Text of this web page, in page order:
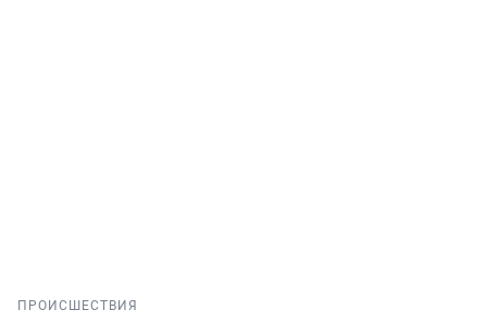
ПРОИСШЕСТВИЯ